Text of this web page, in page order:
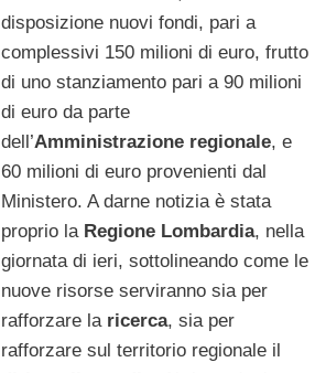
disposizione nuovi fondi, pari a
complessivi 150 milioni di euro, frutto
di uno stanziamento pari a 90 milioni
di euro da parte
dell’Amministrazione regionale, e
60 milioni di euro provenienti dal
Ministero. A darne notizia è stata
proprio la Regione Lombardia, nella
giornata di ieri, sottolineando come le
nuove risorse serviranno sia per
rafforzare la ricerca, sia per
rafforzare sul territorio regionale il